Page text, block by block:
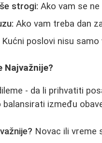
strogi: Ako vam se
Ako vam treba dan
Kućni poslovi nisu
Najvažnije?
- da li prihvatiti
balansirati između
Novac ili vreme